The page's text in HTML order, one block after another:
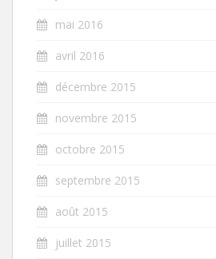
mai 2016
avril 2016
décembre 2015
novembre 2015
octobre 2015
septembre 2015
août 2015
juillet 2015